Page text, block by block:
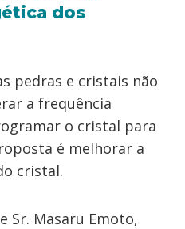
dos
pedras e cristais não
a frequência
o cristal para
é melhorar a
cristal.
Sr. Masaru Emoto,